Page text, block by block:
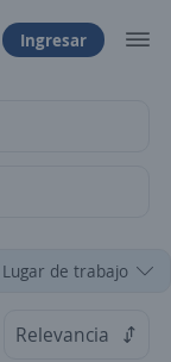
Ingresar
Lugar de trabajo
Relevancia